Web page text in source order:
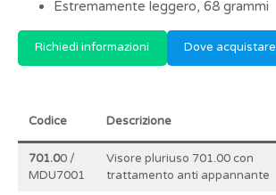
Estremamente leggero, 68 grammi
Richiedi informazioni Dove acquistare
Codice Descrizione
701.00 /
MDU7001
Visore pluriuso 701.00 con
trattamento anti appannante